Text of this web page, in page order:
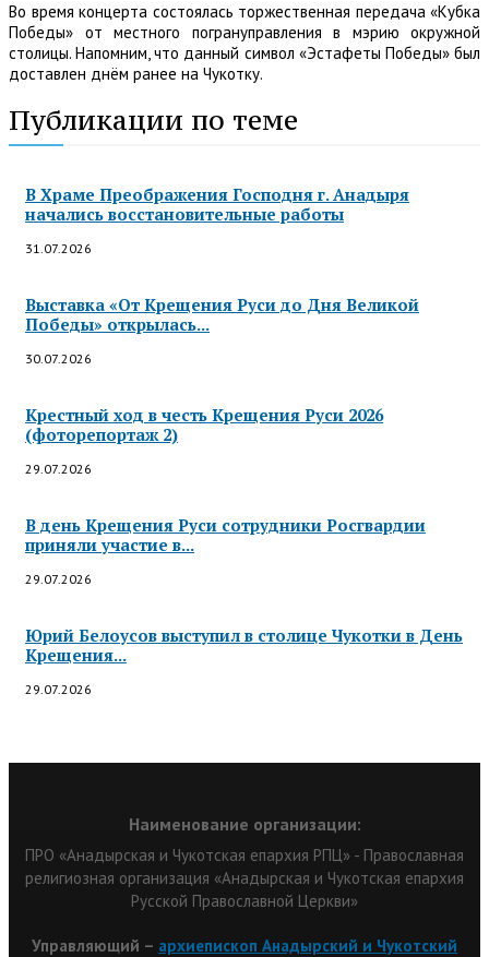
Во время концерта состоялась торжественная передача «Кубка
Победы» от местного погрануправления в мэрию окружной
столицы. Напомним, что данный символ «Эстафеты Победы» был
доставлен днём ранее на Чукотку.
Публикации по теме
В Храме Преображения Господня г. Анадыря
начались восстановительные работы
31.07.2026
Выставка «От Крещения Руси до Дня Великой
Победы» открылась...
30.07.2026
Крестный ход в честь Крещения Руси 2026
(фоторепортаж 2)
29.07.2026
В день Крещения Руси сотрудники Росгвардии
приняли участие в...
29.07.2026
Юрий Белоусов выступил в столице Чукотки в День
Крещения...
29.07.2026
Наименование организации:
ПРО «Анадырская и Чукотская епархия РПЦ» - Православная
религиозная организация «Анадырская и Чукотская епархия
Русской Православной Церкви»
Управляющий – архиепископ Анадырский и Чукотский